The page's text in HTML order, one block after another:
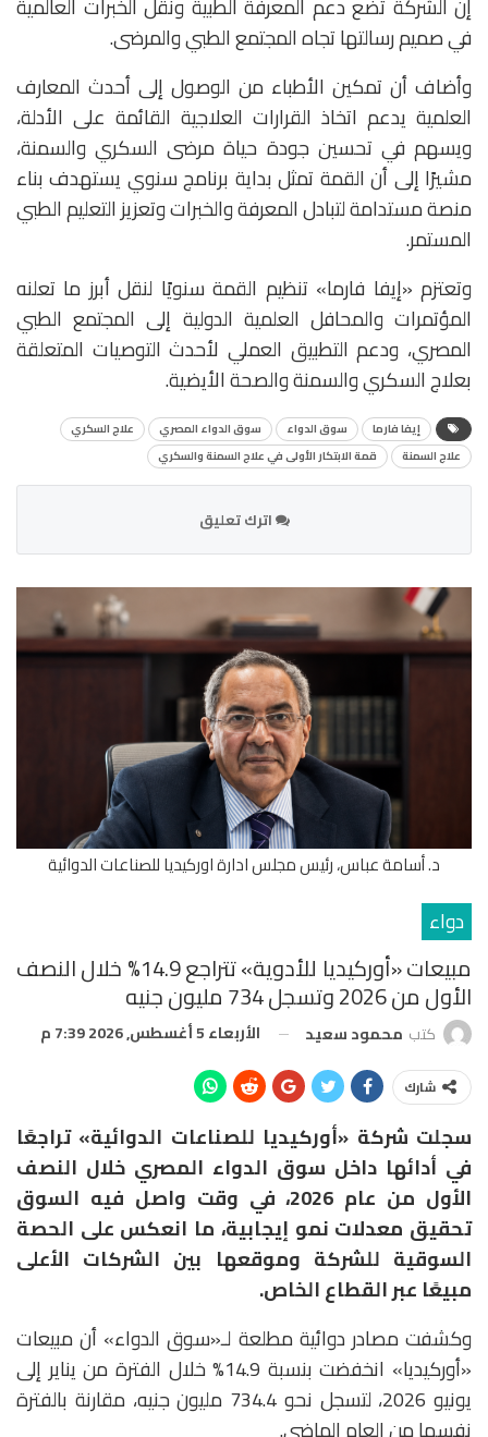
إن الشركة تضع دعم المعرفة الطبية ونقل الخبرات العالمية
في صميم رسالتها تجاه المجتمع الطبي والمرضى.
وأضاف أن تمكين الأطباء من الوصول إلى أحدث المعارف
العلمية يدعم اتخاذ القرارات العلاجية القائمة على الأدلة،
ويسهم في تحسين جودة حياة مرضى السكري والسمنة،
مشيرًا إلى أن القمة تمثل بداية برنامج سنوي يستهدف بناء
منصة مستدامة لتبادل المعرفة والخبرات وتعزيز التعليم الطبي
المستمر.
وتعتزم «إيفا فارما» تنظيم القمة سنويًا لنقل أبرز ما تعلنه
المؤتمرات والمحافل العلمية الدولية إلى المجتمع الطبي
المصري، ودعم التطبيق العملي لأحدث التوصيات المتعلقة
بعلاج السكري والسمنة والصحة الأيضية.
إيفا فارما سوق الدواء سوق الدواء المصري
علاج السكري
علاج السمنة
قمة الابتكار الأولى في علاج السمنة والسكري
اترك تعليق
د. أسامة عباس، رئيس مجلس ادارة اوركيديا للصناعات الدوائية
دواء
مبيعات «أوركيديا للأدوية» تتراجع 14.9% خلال النصف
الأول من 2026 وتسجل 734 مليون جنيه
كتب محمود سعيد الأربعاء 5 أغسطس, 2026 7:39 م
شارك
سجلت شركة «أوركيديا للصناعات الدوائية» تراجعًا
في أدائها داخل سوق الدواء المصري خلال النصف
الأول من عام 2026، في وقت واصل فيه السوق
تحقيق معدلات نمو إيجابية، ما انعكس على الحصة
السوقية للشركة وموقعها بين الشركات الأعلى
مبيعًا عبر القطاع الخاص.
وكشفت مصادر دوائية مطلعة لـ«سوق الدواء» أن مبيعات
«أوركيديا» انخفضت بنسبة 14.9% خلال الفترة من يناير إلى
يونيو 2026، لتسجل نحو 734.4 مليون جنيه، مقارنة بالفترة